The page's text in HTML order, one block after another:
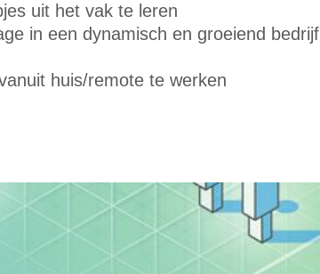
uit het vak te leren
in een dynamisch en groeiend bedrijf
huis/remote te werken